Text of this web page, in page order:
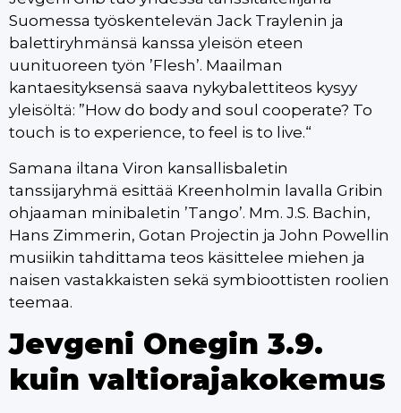
Suomessa työskentelevän Jack Traylenin ja
balettiryhmänsä kanssa yleisön eteen
uunituoreen työn ’Flesh’. Maailman
kantaesityksensä saava nykybalettiteos kysyy
yleisöltä: ”How do body and soul cooperate? To
touch is to experience, to feel is to live.“
Samana iltana Viron kansallisbaletin
tanssijaryhmä esittää Kreenholmin lavalla Gribin
ohjaaman minibaletin ’Tango’. Mm. J.S. Bachin,
Hans Zimmerin, Gotan Projectin ja John Powellin
musiikin tahdittama teos käsittelee miehen ja
naisen vastakkaisten sekä symbioottisten roolien
teemaa.
Jevgeni Onegin 3.9.
kuin valtiorajakokemus